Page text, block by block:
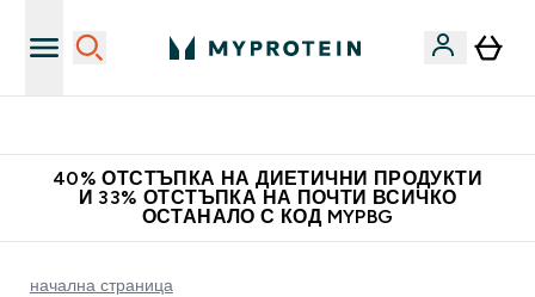
40% ОТСТЪПКА НА ДИЕТИЧНИ ПРОДУКТИ
И 33% ОТСТЪПКА НА ПОЧТИ ВСИЧКО
ОСТАНАЛО С КОД MYPBG
начална страница